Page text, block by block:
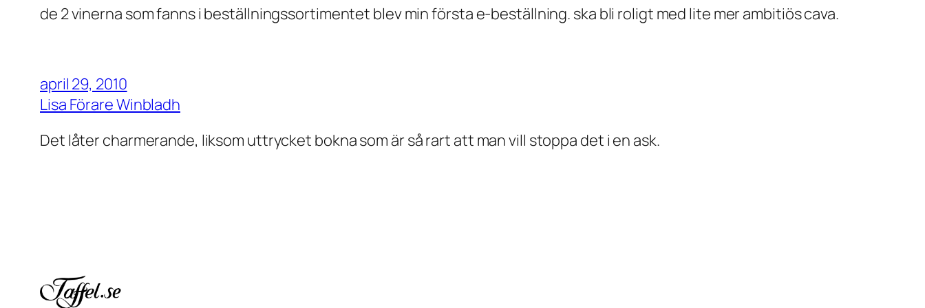
de 2 vinerna som fanns i beställningssortimentet blev min första e-beställning. ska bli roligt med lite mer ambitiös cava.
april 29, 2010
Lisa Förare Winbladh
Det låter charmerande, liksom uttrycket bokna som är så rart att man vill stoppa det i en ask.